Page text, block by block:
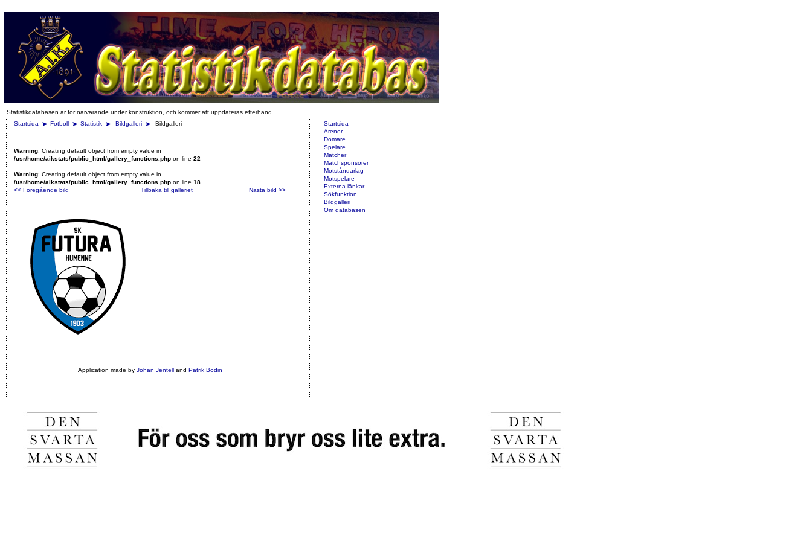
Statistikdatabasen är för närvarande under konstruktion, och kommer att uppdateras efterhand.
Startsida
Fotboll Statistik Bildgalleri Bildgalleri
Warning: Creating default object from empty value in
/usr/home/aikstats/public_html/gallery_functions.php on line 22
Warning: Creating default object from empty value in
/usr/home/aikstats/public_html/gallery_functions.php on line 18
<< Föregående bild
Tillbaka till galleriet Nästa bild >>
Application made by Johan Jentelland Patrik Bodin
Startsida
Arenor
Domare
Spelare
Matcher
Matchsponsorer
Motståndarlag
Motspelare
Externa länkar
Sökfunktion
Bildgalleri
Om databasen